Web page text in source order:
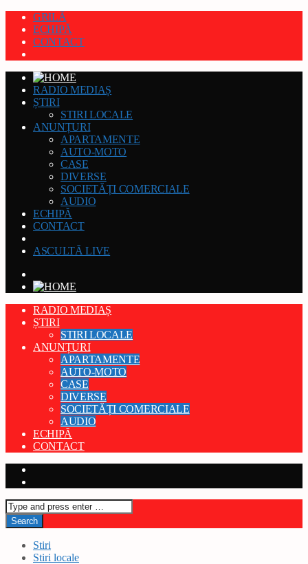
GRILĂ
ECHIPĂ
CONTACT
RADIO MEDIAȘ
ȘTIRI
STIRI LOCALE
ANUNȚURI
APARTAMENTE
AUTO-MOTO
CASE
DIVERSE
SOCIETĂȚI COMERCIALE
AUDIO
ECHIPĂ
CONTACT
ASCULTĂ LIVE
RADIO MEDIAȘ
ȘTIRI
STIRI LOCALE
ANUNȚURI
APARTAMENTE
AUTO-MOTO
CASE
DIVERSE
SOCIETĂȚI COMERCIALE
AUDIO
ECHIPĂ
CONTACT
Stiri
Stiri locale